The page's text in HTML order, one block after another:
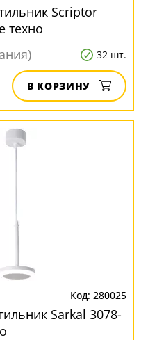
Scriptor
техно
32 шт.
В КОРЗИНУ
280025
Sarkal 3078-